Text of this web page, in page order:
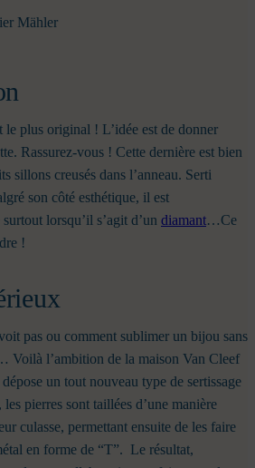
le plus original ! L’idée est de donner
Rassurez-vous ! Cette dernière est bien
sillons creusés dans l’anneau. Serti
son côté esthétique, il est
lorsqu’il s’agit d’un diamant…Ce
!
pas ou comment sublimer un bijou sans
Voilà l’ambition de la maison Van Cleef
un tout nouveau type de sertissage
les pierres sont taillées d’une manière
culasse, permettant ensuite de les faire
en forme de “T”. Le résultat,